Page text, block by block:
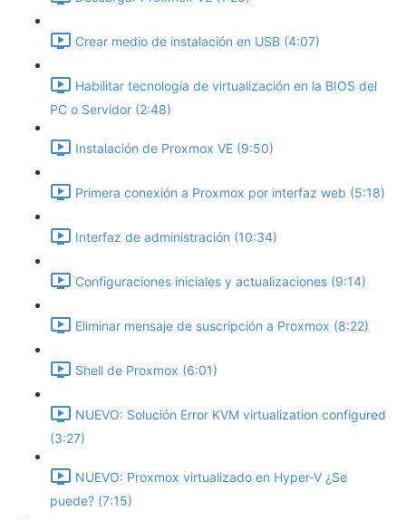
Crear medio de instalación en USB (4:07)
Habilitar tecnología de virtualización en la BIOS del
PC o Servidor (2:48)
Instalación de Proxmox VE (9:50)
Primera conexión a Proxmox por interfaz web (5:18)
Interfaz de administración (10:34)
Configuraciones iniciales y actualizaciones (9:14)
Eliminar mensaje de suscripción a Proxmox (8:22)
Shell de Proxmox (6:01)
NUEVO: Solución Error KVM virtualization configured
(3:27)
NUEVO: Proxmox virtualizado en Hyper-V ¿Se
puede? (7:15)